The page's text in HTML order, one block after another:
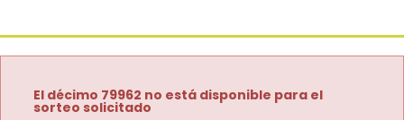
El décimo 79962 no está disponible para el
sorteo solicitado